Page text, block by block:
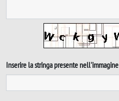
Inserire la stringa presente nell'immagine